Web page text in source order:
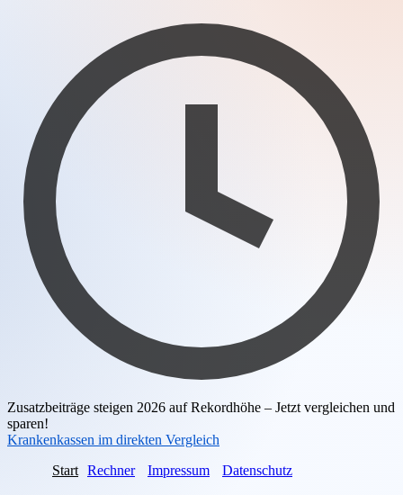
Zusatzbeiträge steigen 2026 auf Rekordhöhe – Jetzt vergleichen und
sparen!
Krankenkassen im direkten Vergleich
Start Rechner Impressum Datenschutz